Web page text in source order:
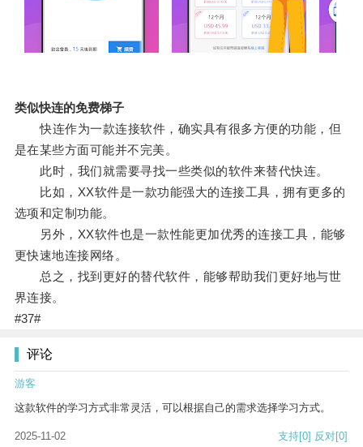
类似快连的免费梯子
快连作为一款连接软件，确实具有很多方便的功能，但
是在某些方面可能并不完美。
此时，我们就需要寻找一些类似的软件来替代快连。
比如，XX软件是一款功能强大的连接工具，拥有更多的
选项和定制功能。
另外，XX软件也是一款性能更加优秀的连接工具，能够
更快速地连接网络。
总之，找到更好的替代软件，能够帮助我们更好地与世
界连接。
#37#
评论
游客
这款软件的学习方式非常灵活，可以根据自己的需求选择学习方式。
2025-11-02 支持[0] 反对[0]